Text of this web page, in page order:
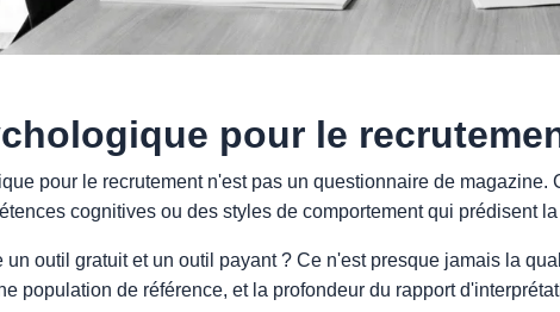
pour le
pour le recrutement n'est pas un questionnaire de
cognitives ou des styles de comportement qui prédisent
un outil gratuit et un outil payant ? Ce n'est presque jamais la
population de référence, et la profondeur du rapport